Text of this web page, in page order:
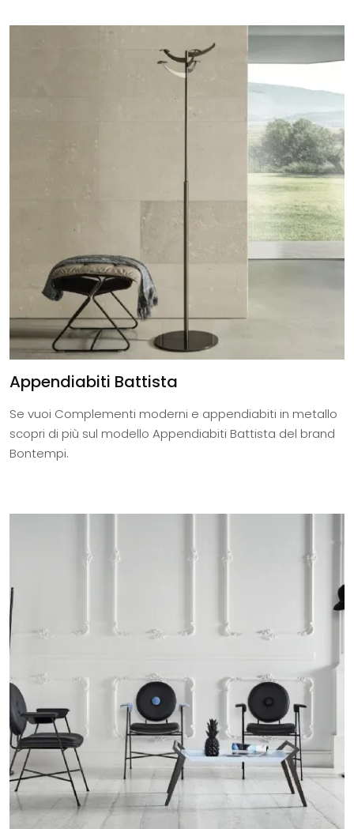
Appendiabiti Battista
Se vuoi Complementi moderni e appendiabiti in metallo
scopri di più sul modello Appendiabiti Battista del brand
Bontempi.